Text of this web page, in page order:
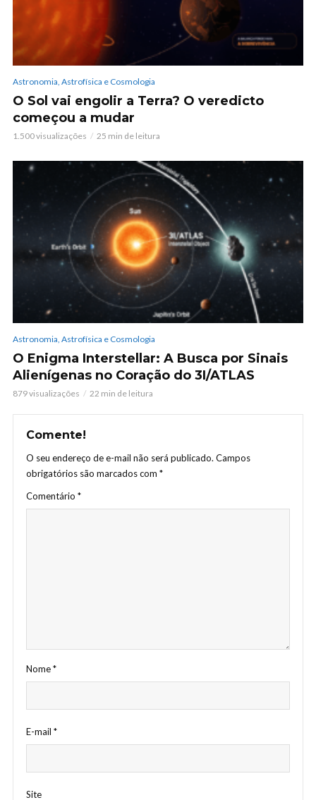
Astronomia, Astrofísica e Cosmologia
O Sol vai engolir a Terra? O veredicto
começou a mudar
1.500 visualizações 25 min de leitura
Astronomia, Astrofísica e Cosmologia
O Enigma Interstellar: A Busca por Sinais
Alienígenas no Coração do 3I/ATLAS
879 visualizações 22 min de leitura
Comente!
O seu endereço de e-mail não será publicado. Campos
obrigatórios são marcados com *
Comentário *
Nome*
E-mail *
Site